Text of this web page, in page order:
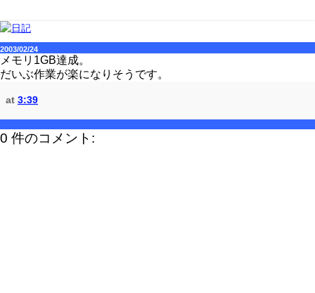
2003/02/24
メモリ1GB達成。
だいぶ作業が楽になりそうです。
at 3:39
0 件のコメント: